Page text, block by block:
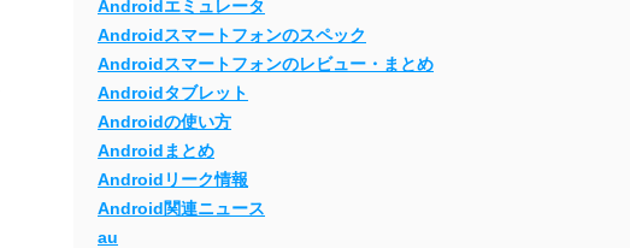
Androidエミュレータ
Androidスマートフォンのスペック
Androidスマートフォンのレビュー・まとめ
Androidタブレット
Androidの使い方
Androidまとめ
Androidリーク情報
Android関連ニュース
au